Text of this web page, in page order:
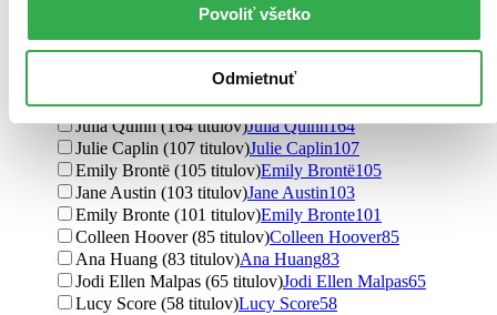
Povoliť všetko
Odmietnuť
Autor
Jane Austen (366 titulov)Jane Austen
Jane Austenová (219 titulov)Jane Austenová219
Julia Quinn (164 titulov)Julia Quinn164
Julie Caplin (107 titulov)Julie Caplin107
Emily Brontë (105 titulov)Emily Brontë105
Jane Austin (103 titulov)Jane Austin103
Emily Bronte (101 titulov)Emily Bronte101
Colleen Hoover (85 titulov)Colleen Hoover85
Ana Huang (83 titulov)Ana Huang83
Jodi Ellen Malpas (65 titulov)Jodi Ellen Malpas65
Lucy Score (58 titulov)Lucy Score58